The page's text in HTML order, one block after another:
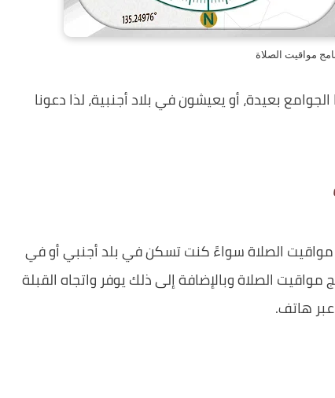
مواقيت الصلاة
بعيدة، أو يعيشون في بلاد أجنبية، لذا دعونا
الصلاة سواءً كنت تسكن في بلد أجنبي أو في
الصلاة وبالإضافة إلى ذلك يوفر واتجاه القبلة
هاتف.